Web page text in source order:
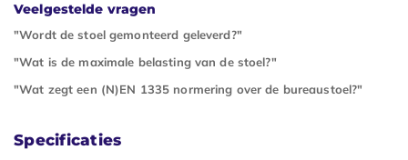
Veelgestelde vragen
"Wordt de stoel gemonteerd geleverd?"
"Wat is de maximale belasting van de stoel?"
"Wat zegt een (N)EN 1335 normering over de bureaustoel?"
Specificaties